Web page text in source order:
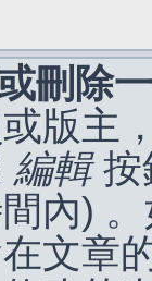
刪除
版主
編輯按
內)
文章